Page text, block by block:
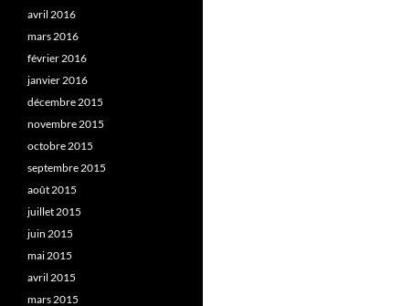
avril 2016
mars 2016
février 2016
janvier 2016
décembre 2015
novembre 2015
octobre 2015
septembre 2015
août 2015
juillet 2015
juin 2015
mai 2015
avril 2015
mars 2015